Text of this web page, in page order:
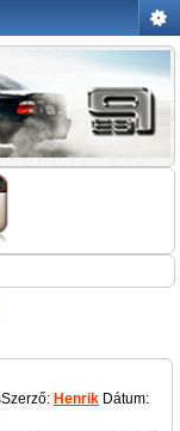
Szerző: Henrik Dátum: